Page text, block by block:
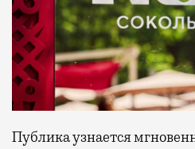
Публика узнается